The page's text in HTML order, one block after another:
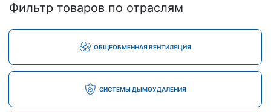
Фильтр товаров по отраслям
ОБЩЕОБМЕННАЯ ВЕНТИЛЯЦИЯ
СИСТЕМЫ ДЫМОУДАЛЕНИЯ